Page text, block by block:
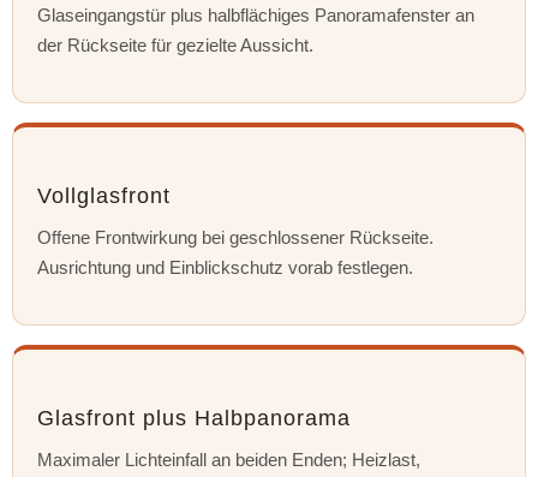
Glaseingangstür plus halbflächiges Panoramafenster an
der Rückseite für gezielte Aussicht.
Vollglasfront
Offene Frontwirkung bei geschlossener Rückseite.
Ausrichtung und Einblickschutz vorab festlegen.
Glasfront plus Halbpanorama
Maximaler Lichteinfall an beiden Enden; Heizlast,